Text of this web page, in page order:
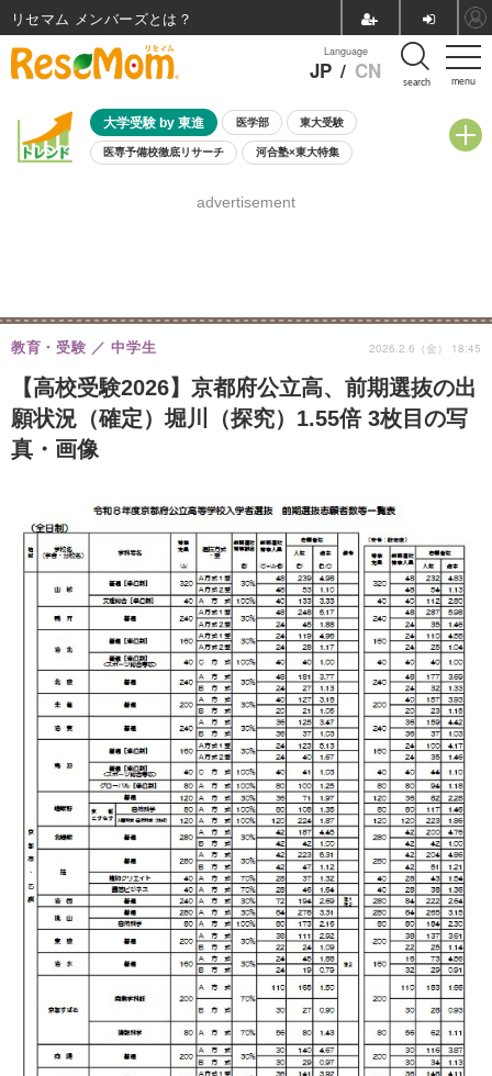
menu
Language
JP / CN search
大学受験 by 東進 医学部 東大受験
医専予備校徹底リサーチ 河合塾×東大特集
8月開催学校説明会・相談会
advertisement
【高校受験2026】京都府公立高、前期選抜の出
願状況（確定）堀川（探究）1.55倍 3枚目の写
真・画像
教育・受験 中学生 2026.2.6（金） 18:45
リセマム メンバーズ